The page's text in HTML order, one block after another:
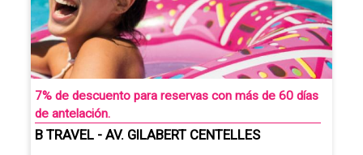
7% de descuento para reservas con más de 60 días
de antelación.
B TRAVEL - AV. GILABERT CENTELLES